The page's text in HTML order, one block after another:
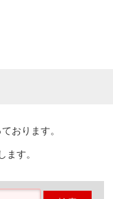
おります。
ます。